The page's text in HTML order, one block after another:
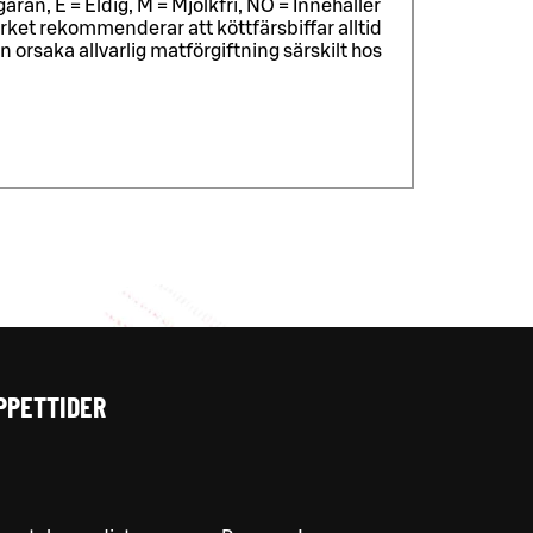
E = Eldig, M = Mjölkfri, NÖ = Innehåller
rekommenderar att köttfärsbiffar alltid
orsaka allvarlig matförgiftning särskilt hos